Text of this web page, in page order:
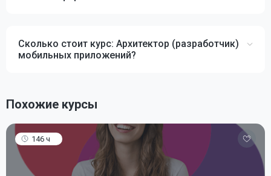
Сколько стоит курс: Архитектор (разработчик)
мобильных приложений?
Похожие курсы
146 ч